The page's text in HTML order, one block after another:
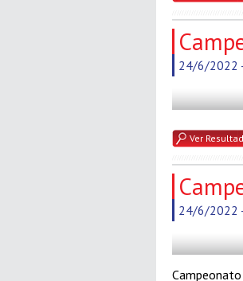
24/6/2022
Ver
24/6/2022